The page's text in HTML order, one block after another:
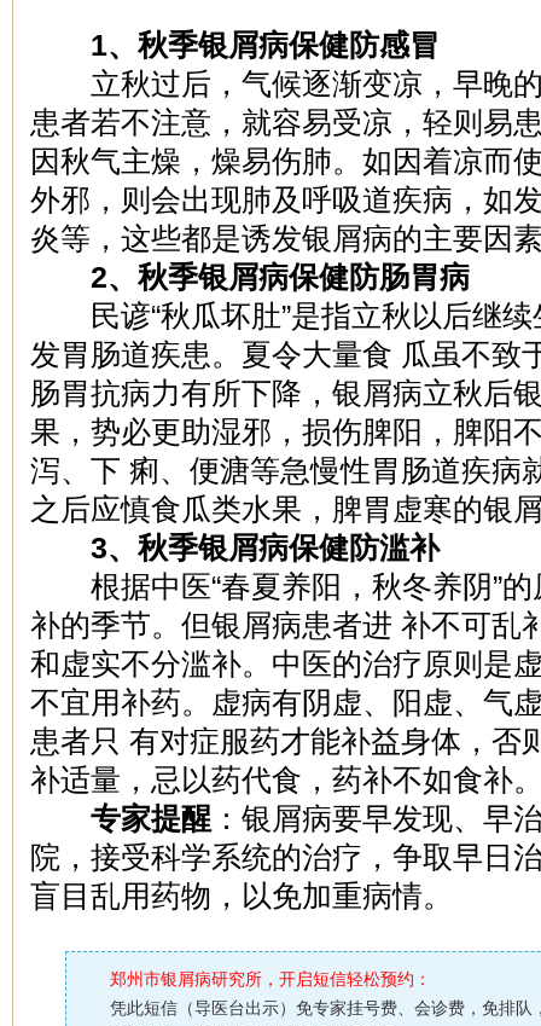
1、秋季银屑病保健防感冒
立秋过后，气候逐渐变凉，早晚的
患者若不注意，就容易受凉，轻则易
因秋气主燥，燥易伤肺。如因着凉而
外邪，则会出现肺及呼吸道疾病，如
炎等，这些都是诱发银屑病的主要因
2、秋季银屑病保健防肠胃病
民谚“秋瓜坏肚”是指立秋以后继续
发胃肠道疾患。夏令大量食 瓜虽不致
肠胃抗病力有所下降，银屑病立秋后
果，势必更助湿邪，损伤脾阳，脾阳
泻、下 痢、便溏等急慢性胃肠道疾病
之后应慎食瓜类水果，脾胃虚寒的银
3、秋季银屑病保健防滥补
根据中医“春夏养阳，秋冬养阴”的
补的季节。但银屑病患者进 补不可乱
和虚实不分滥补。中医的治疗原则是
不宜用补药。虚病有阴虚、阳虚、气
患者只 有对症服药才能补益身体，否
补适量，忌以药代食，药补不如食补
专家提醒 ：银屑病要早发现、早
院，接受科学系统的治疗，争取早日
盲目乱用药物，以免加重病情。
郑州市银屑病研究所，开启短信轻松预约：
凭此短信（导医台出示）免专家挂号费、会诊费，免排队